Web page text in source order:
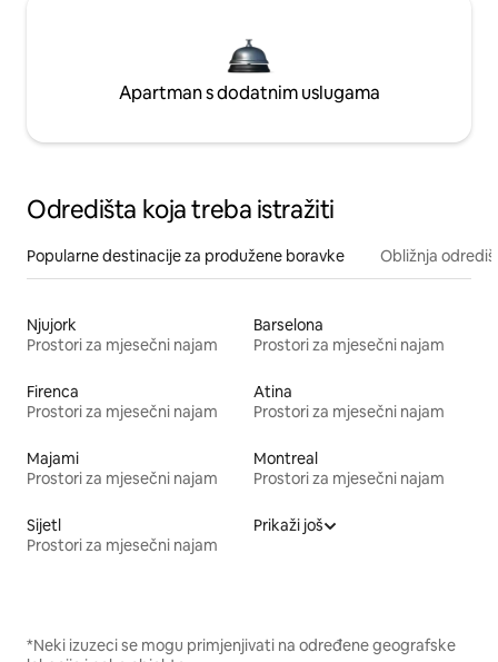
Apartman s dodatnim uslugama
Odredišta koja treba istražiti
Popularne destinacije za produžene boravke Obližnja
Njujork
Prostori za mjesečni najam
Barselona
Prostori za mjesečni najam
Firenca
Prostori za mjesečni najam
Atina
Prostori za mjesečni najam
Majami
Prostori za mjesečni najam
Montreal
Prostori za mjesečni najam
Sijetl
Prostori za mjesečni najam
Prikaži još
*Neki izuzeci se mogu primjenjivati na određene geografske